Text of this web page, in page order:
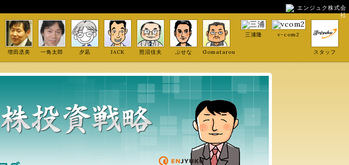
エンジュク株式会
社
増田丞美 一角太郎 夕凪 JACK 照沼佳夫 ぶせな Gomatarou
三浦隆 v-com2
スタッフ